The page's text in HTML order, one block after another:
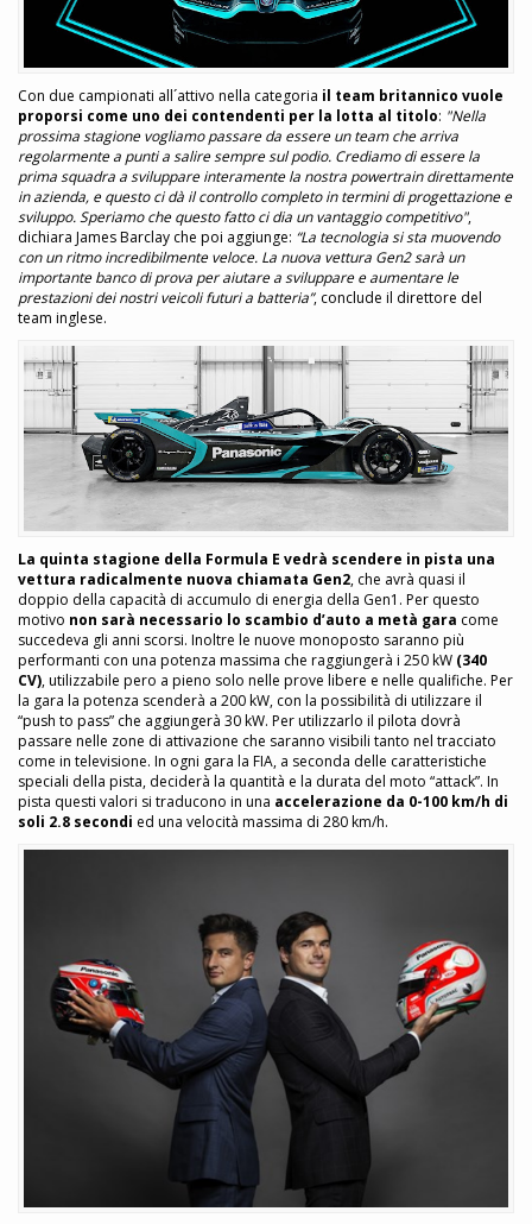
Con due campionati all´attivo nella categoria il team britannico vuole
proporsi come uno dei contendenti per la lotta al titolo: "Nella
prossima stagione vogliamo passare da essere un team che arriva
regolarmente a punti a salire sempre sul podio. Crediamo di essere la
prima squadra a sviluppare interamente la nostra powertrain direttamente
in azienda, e questo ci dà il controllo completo in termini di progettazione e
sviluppo. Speriamo che questo fatto ci dia un vantaggio competitivo",
dichiara James Barclay che poi aggiunge: “La tecnologia si sta muovendo
con un ritmo incredibilmente veloce. La nuova vettura Gen2 sarà un
importante banco di prova per aiutare a sviluppare e aumentare le
prestazioni dei nostri veicoli futuri a batteria”, conclude il direttore del
team inglese.
La quinta stagione della Formula E vedrà scendere in pista una
vettura radicalmente nuova chiamata Gen2, che avrà quasi il
doppio della capacità di accumulo di energia della Gen1. Per questo
motivo non sarà necessario lo scambio d’auto a metà gara come
succedeva gli anni scorsi. Inoltre le nuove monoposto saranno più
performanti con una potenza massima che raggiungerà i 250 kW (340
CV), utilizzabile pero a pieno solo nelle prove libere e nelle qualifiche. Per
la gara la potenza scenderà a 200 kW, con la possibilità di utilizzare il
“push to pass” che aggiungerà 30 kW. Per utilizzarlo il pilota dovrà
passare nelle zone di attivazione che saranno visibili tanto nel tracciato
come in televisione. In ogni gara la FIA, a seconda delle caratteristiche
speciali della pista, deciderà la quantità e la durata del moto “attack”. In
pista questi valori si traducono in una accelerazione da 0-100 km/h di
soli 2.8 secondi ed una velocità massima di 280 km/h.